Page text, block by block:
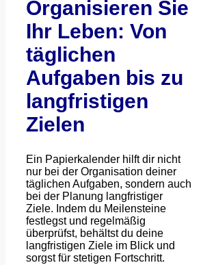
Organisieren Sie
Ihr Leben: Von
täglichen
Aufgaben bis zu
langfristigen
Zielen
Ein Papierkalender hilft dir nicht
nur bei der Organisation deiner
täglichen Aufgaben, sondern auch
bei der Planung langfristiger
Ziele. Indem du Meilensteine
festlegst und regelmäßig
überprüfst, behältst du deine
langfristigen Ziele im Blick und
sorgst für stetigen Fortschritt.